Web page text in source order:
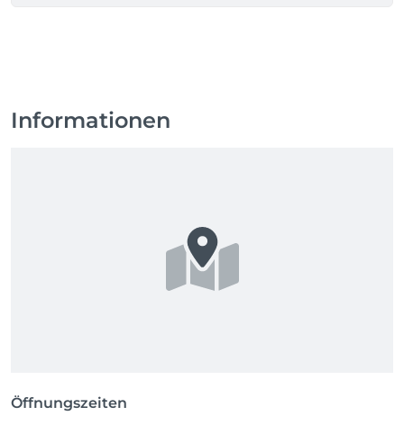
Informationen
Öffnungszeiten